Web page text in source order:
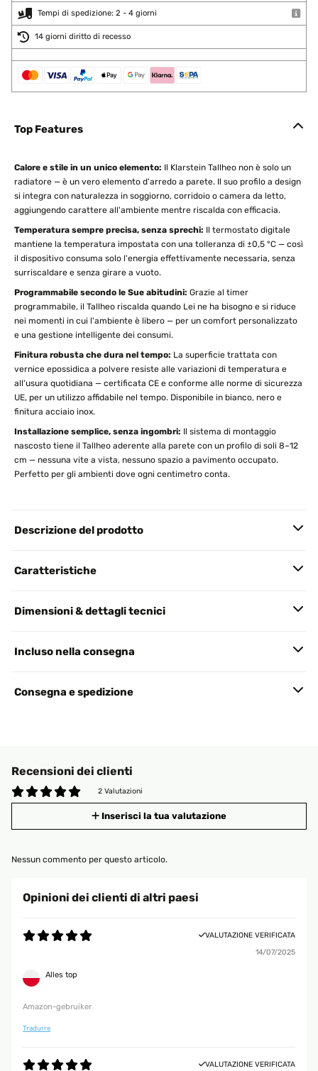
Tempi di spedizione: 2 - 4 giorni
14 giorni diritto di recesso
Top Features
Calore e stile in un unico elemento: Il Klarstein Tallheo non è solo un
radiatore — è un vero elemento d'arredo a parete. Il suo profilo a design
si integra con naturalezza in soggiorno, corridoio o camera da letto,
aggiungendo carattere all'ambiente mentre riscalda con efficacia.
Temperatura sempre precisa, senza sprechi: Il termostato digitale
mantiene la temperatura impostata con una tolleranza di ±0,5 °C — così
il dispositivo consuma solo l'energia effettivamente necessaria, senza
surriscaldare e senza girare a vuoto.
Programmabile secondo le Sue abitudini: Grazie al timer
programmabile, il Tallheo riscalda quando Lei ne ha bisogno e si riduce
nei momenti in cui l'ambiente è libero — per un comfort personalizzato
e una gestione intelligente dei consumi.
Finitura robusta che dura nel tempo: La superficie trattata con
vernice epossidica a polvere resiste alle variazioni di temperatura e
all'usura quotidiana — certificata CE e conforme alle norme di sicurezza
UE, per un utilizzo affidabile nel tempo. Disponibile in bianco, nero e
finitura acciaio inox.
Installazione semplice, senza ingombri: Il sistema di montaggio
nascosto tiene il Tallheo aderente alla parete con un profilo di soli 8–12
cm — nessuna vite a vista, nessuno spazio a pavimento occupato.
Perfetto per gli ambienti dove ogni centimetro conta.
Descrizione del prodotto
Caratteristiche
Dimensioni & dettagli tecnici
Incluso nella consegna
Consegna e spedizione
Recensioni dei clienti
2 Valutazioni
Inserisci la tua valutazione
Nessun commento per questo articolo.
Opinioni dei clienti di altri paesi
VALUTAZIONE VERIFICATA
14/07/2025
Alles top
Amazon-gebruiker
Tradurre
VALUTAZIONE VERIFICATA